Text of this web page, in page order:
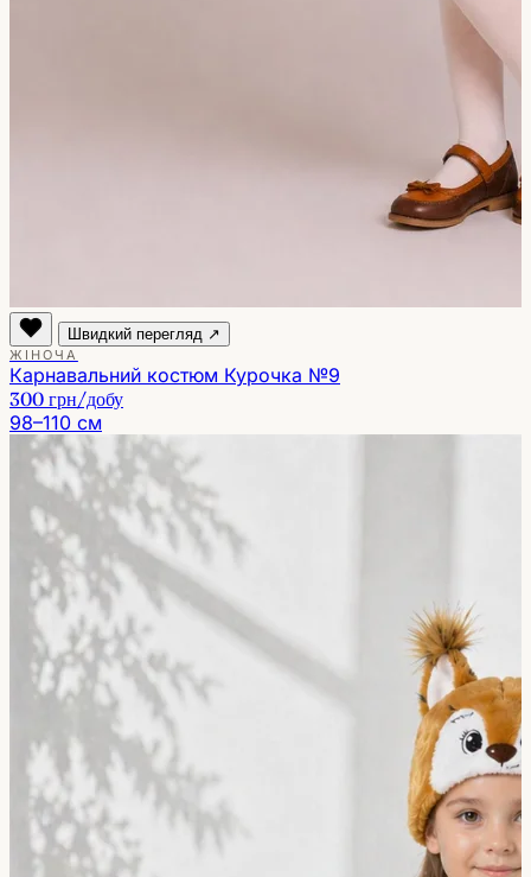
Швидкий перегляд ↗
ЖІНОЧА
Карнавальний костюм Курочка №9
300 грн/добу
98–110 см